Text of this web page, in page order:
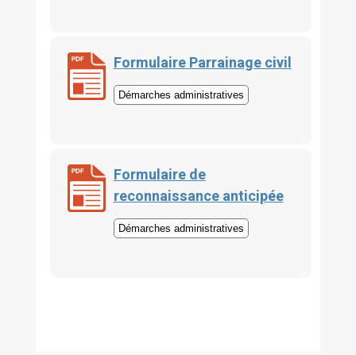
Formulaire Parrainage civil
Démarches administratives
Formulaire de
reconnaissance anticipée
Démarches administratives